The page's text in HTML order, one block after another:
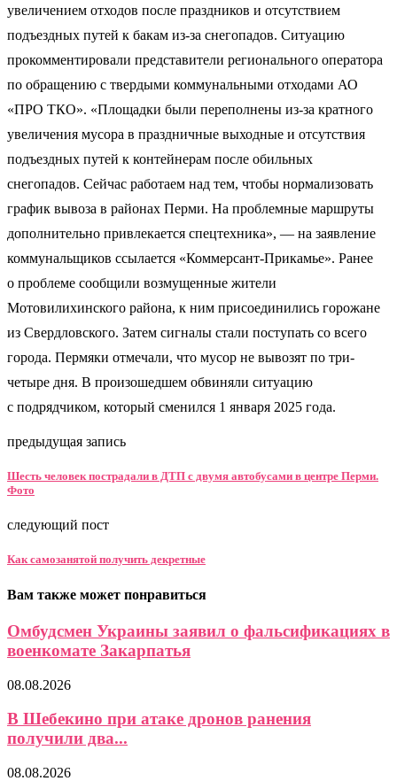
увеличением отходов после праздников и отсутствием
подъездных путей к бакам из-за снегопадов. Ситуацию
прокомментировали представители регионального оператора
по обращению с твердыми коммунальными отходами АО
«ПРО ТКО». «Площадки были переполнены из-за кратного
увеличения мусора в праздничные выходные и отсутствия
подъездных путей к контейнерам после обильных
снегопадов. Сейчас работаем над тем, чтобы нормализовать
график вывоза в районах Перми. На проблемные маршруты
дополнительно привлекается спецтехника», — на заявление
коммунальщиков ссылается «Коммерсант-Прикамье». Ранее
о проблеме сообщили возмущенные жители
Мотовилихинского района, к ним присоединились горожане
из Свердловского. Затем сигналы стали поступать со всего
города. Пермяки отмечали, что мусор не вывозят по три-
четыре дня. В произошедшем обвиняли ситуацию
с подрядчиком, который сменился 1 января 2025 года.
предыдущая запись
Шесть человек пострадали в ДТП с двумя автобусами в центре Перми.
Фото
следующий пост
Как самозанятой получить декретные
Вам также может понравиться
Омбудсмен Украины заявил о фальсификациях в
военкомате Закарпатья
08.08.2026
В Шебекино при атаке дронов ранения
получили два...
08.08.2026